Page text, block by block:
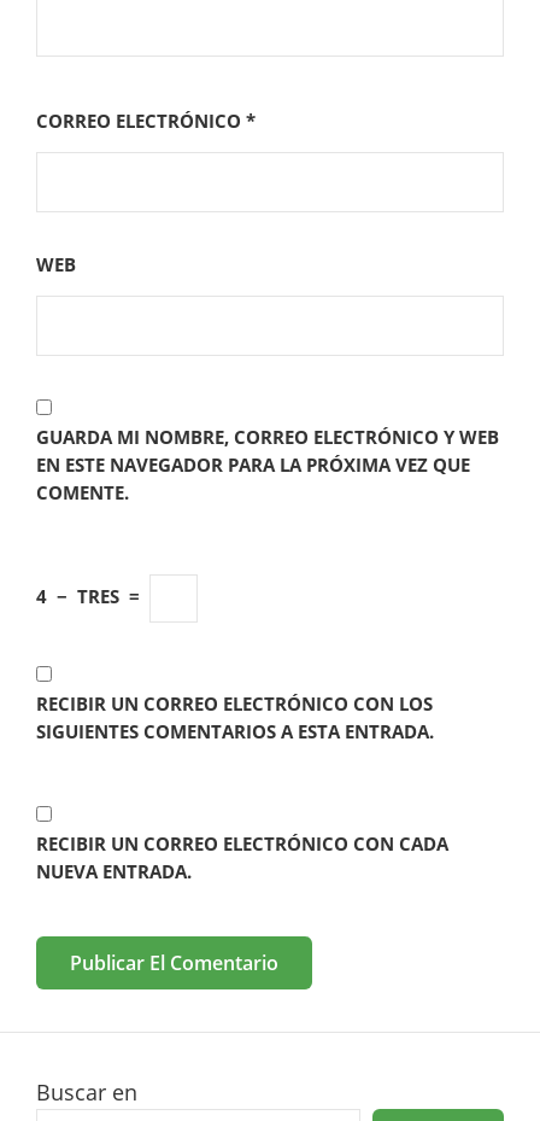
CORREO ELECTRÓNICO *
WEB
GUARDA MI NOMBRE, CORREO ELECTRÓNICO Y WEB
EN ESTE NAVEGADOR PARA LA PRÓXIMA VEZ QUE
COMENTE.
4 − TRES =
RECIBIR UN CORREO ELECTRÓNICO CON LOS
SIGUIENTES COMENTARIOS A ESTA ENTRADA.
RECIBIR UN CORREO ELECTRÓNICO CON CADA
NUEVA ENTRADA.
Buscar en